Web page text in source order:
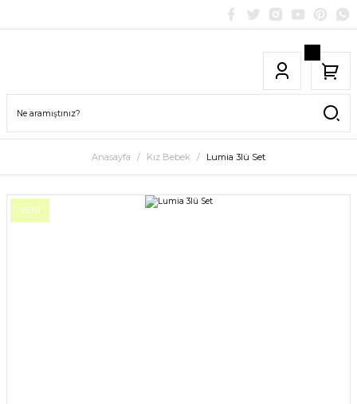
Anasayfa Kız Bebek Lumia 3lü Set
YENİ